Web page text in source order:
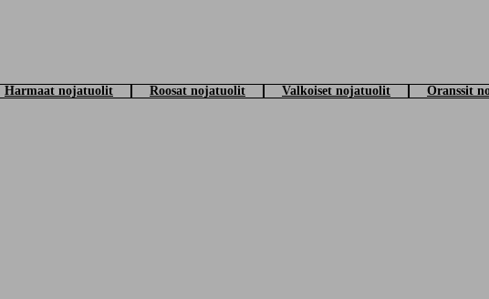
Harmaat nojatuolit Roosat nojatuolit Valkoiset nojatuolit Oranssit